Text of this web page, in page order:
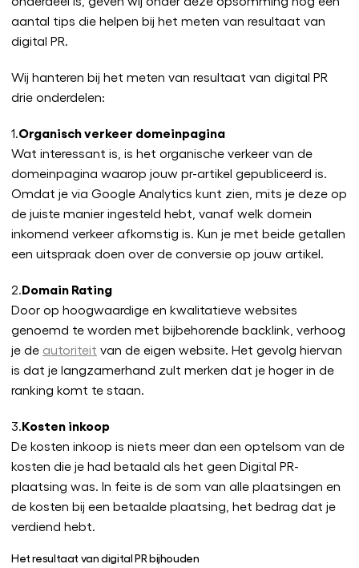
aantal tips die helpen bij het meten van resultaat van
digital PR.
Wij hanteren bij het meten van resultaat van digital PR
drie onderdelen:
1.Organisch verkeer domeinpagina
Wat interessant is, is het organische verkeer van de
domeinpagina waarop jouw pr-artikel gepubliceerd is.
Omdat je via Google Analytics kunt zien, mits je deze op
de juiste manier ingesteld hebt, vanaf welk domein
inkomend verkeer afkomstig is. Kun je met beide getallen
een uitspraak doen over de conversie op jouw artikel.
2.Domain Rating
Door op hoogwaardige en kwalitatieve websites
genoemd te worden met bijbehorende backlink, verhoog
je de autoriteit van de eigen website. Het gevolg hiervan
is dat je langzamerhand zult merken dat je hoger in de
ranking komt te staan.
3.Kosten inkoop
De kosten inkoop is niets meer dan een optelsom van de
kosten die je had betaald als het geen Digital PR-
plaatsing was. In feite is de som van alle plaatsingen en
de kosten bij een betaalde plaatsing, het bedrag dat je
verdiend hebt.
Het resultaat van digital PR bijhouden